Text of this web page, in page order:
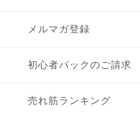
メルマガ登録
初心者パックのご請求
売れ筋ランキング